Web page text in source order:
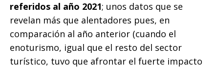
referidos al año 2021; unos datos que se
revelan más que alentadores pues, en
comparación al año anterior (cuando el
enoturismo, igual que el resto del sector
turístico, tuvo que afrontar el fuerte impacto